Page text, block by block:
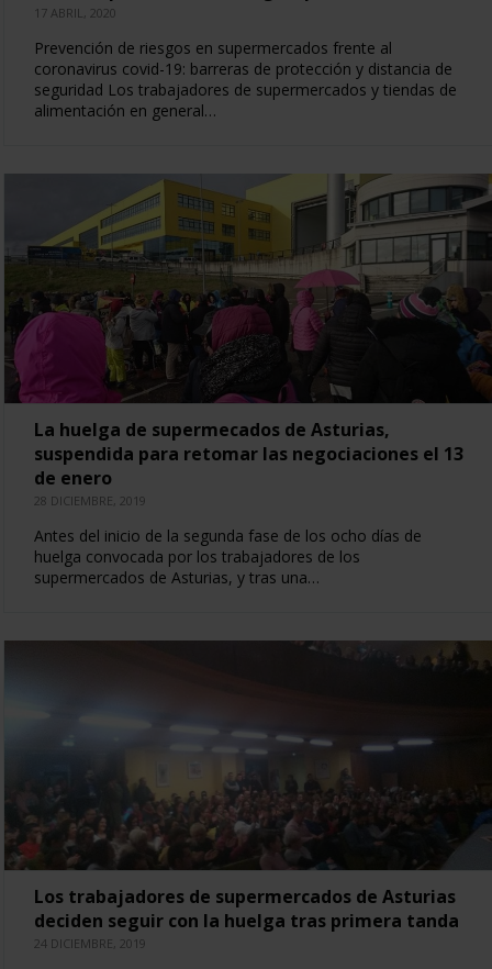
17 ABRIL, 2020
Prevención de riesgos en supermercados frente al
coronavirus covid-19: barreras de protección y distancia de
seguridad Los trabajadores de supermercados y tiendas de
alimentación en general…
La huelga de supermecados de Asturias,
suspendida para retomar las negociaciones el 13
de enero
28 DICIEMBRE, 2019
Antes del inicio de la segunda fase de los ocho días de
huelga convocada por los trabajadores de los
supermercados de Asturias, y tras una…
Los trabajadores de supermercados de Asturias
deciden seguir con la huelga tras primera tanda
24 DICIEMBRE, 2019